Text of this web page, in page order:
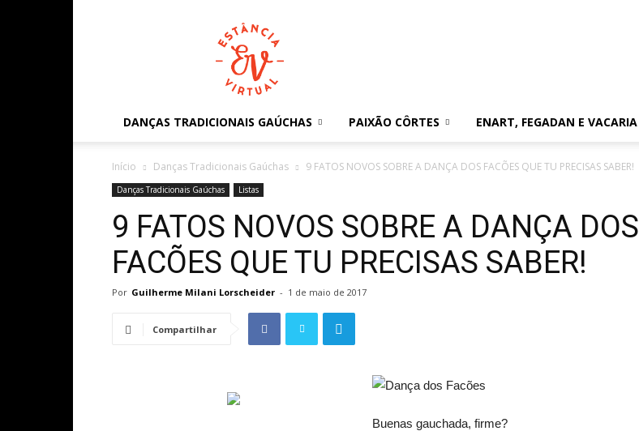
Estância
Virtual
DANÇAS TRADICIONAIS GAÚCHAS PAIXÃO CÔRTES ENART, FEGADAN E VACARIA
Início Danças Tradicionais Gaúchas 9 FATOS NOVOS SOBRE A DANÇA DOS FACÕES QUE TU PRECISAS SABER!
Danças Tradicionais Gaúchas Listas
9 FATOS NOVOS SOBRE A DANÇA DOS
FACÕES QUE TU PRECISAS SABER!
Por Guilherme Milani Lorscheider - 1 de maio de 2017
Compartilhar
Buenas gauchada, firme?